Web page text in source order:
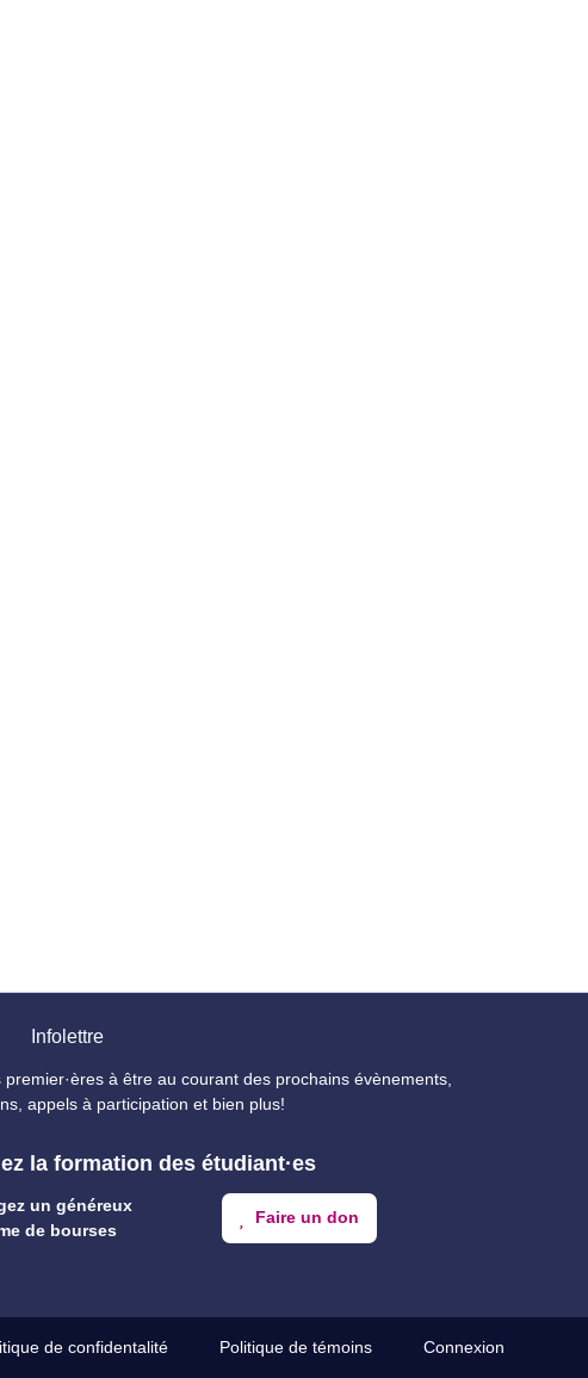
Infolettre
premier·ères à être au courant des prochains évènements,
appels à participation et bien plus!
la formation des étudiant·es
un généreux
de bourses
Faire un don
de confidentalité Politique de témoins Connexion